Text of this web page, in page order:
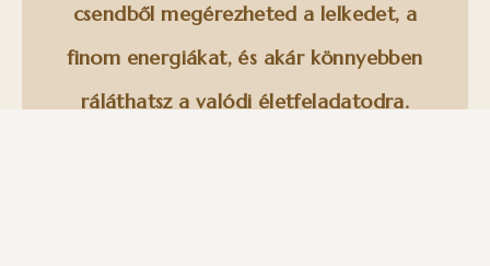
csendből megérezheted a lelkedet, a
finom energiákat, és akár könnyebben
ráláthatsz a valódi életfeladatodra.